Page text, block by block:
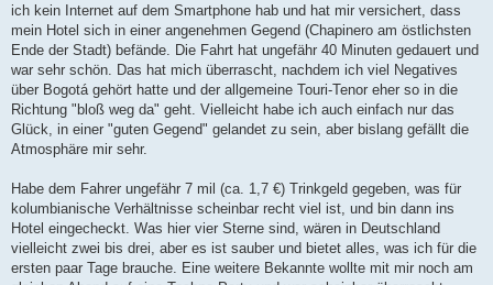
ich kein Internet auf dem Smartphone hab und hat mir versichert, dass
mein Hotel sich in einer angenehmen Gegend (Chapinero am östlichsten
Ende der Stadt) befände. Die Fahrt hat ungefähr 40 Minuten gedauert und
war sehr schön. Das hat mich überrascht, nachdem ich viel Negatives
über Bogotá gehört hatte und der allgemeine Touri-Tenor eher so in die
Richtung "bloß weg da" geht. Vielleicht habe ich auch einfach nur das
Glück, in einer "guten Gegend" gelandet zu sein, aber bislang gefällt die
Atmosphäre mir sehr.
Habe dem Fahrer ungefähr 7 mil (ca. 1,7 €) Trinkgeld gegeben, was für
kolumbianische Verhältnisse scheinbar recht viel ist, und bin dann ins
Hotel eingecheckt. Was hier vier Sterne sind, wären in Deutschland
vielleicht zwei bis drei, aber es ist sauber und bietet alles, was ich für die
ersten paar Tage brauche. Eine weitere Bekannte wollte mit mir noch am